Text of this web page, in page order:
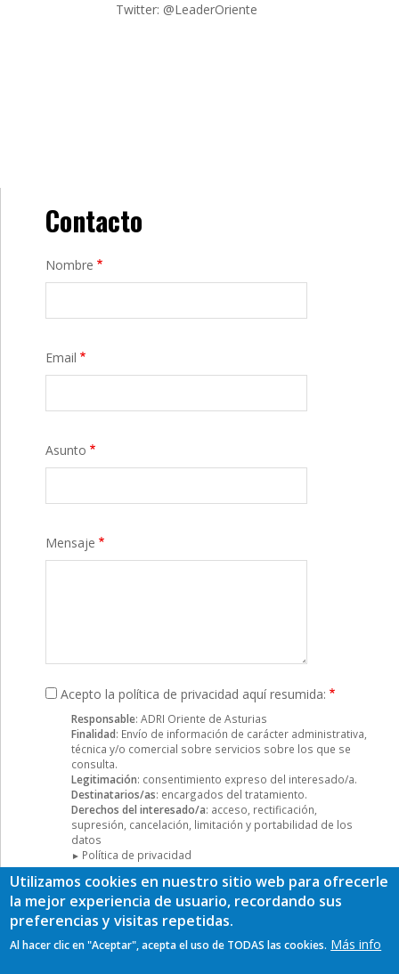
Twitter: @LeaderOriente
Contacto
Nombre
Email
Asunto
Mensaje
Acepto la política de privacidad aquí resumida:
Responsable: ADRI Oriente de Asturias
Finalidad: Envío de información de carácter administrativa,
técnica y/o comercial sobre servicios sobre los que se
consulta.
Legitimación: consentimiento expreso del interesado/a.
Destinatarios/as: encargados del tratamiento.
Derechos del interesado/a: acceso, rectificación,
supresión, cancelación, limitación y portabilidad de los
datos
Política de privacidad
CAPTCHA
Esta pregunta es para comprobar si
usted es un visitante humano y
prevenir envíos de spam
Utilizamos cookies en nuestro sitio web para ofrecerle
la mejor experiencia de usuario, recordando sus
preferencias y visitas repetidas.
Al hacer clic en "Aceptar", acepta el uso de TODAS las cookies. Más info